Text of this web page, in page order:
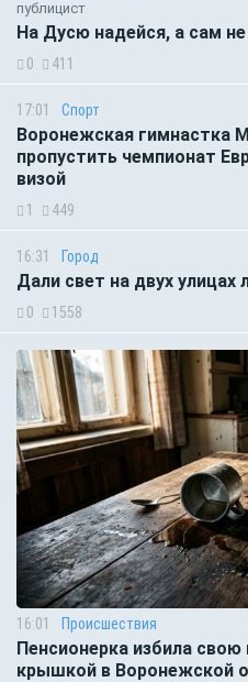
публицист
На Дусю надейся, а сам
0 411
17:01 Спорт
Воронежская гимнастка
пропустить чемпионат
визой
1 449
16:31 Город
Дали свет на двух улицах
0 1558
16:01 Происшествия
Пенсионерка избила
крышкой в Воронежской